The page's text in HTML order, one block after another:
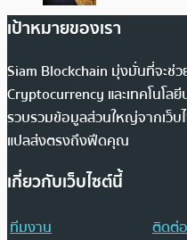
เป้าหมายของเรา
Siam Blockchain มุ่งมั่นที่จะช่
Cryptocurrency และเทคโนโล
รวบรวมข้อมูลส่วนใหญ่จากเว็บ
แปลส่งตรงถึงฟีดคุณ
เกี่ยวกับเว็บไซต์นี้
ทีมงาน
ติดต่